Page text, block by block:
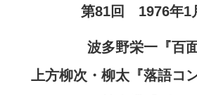
第81回 1976年1
波多野栄一『百面
上方柳次・柳太『落語コ